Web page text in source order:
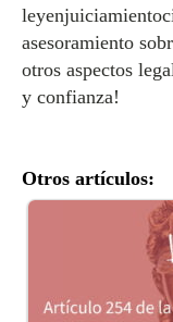
asesoramiento
otros aspectos
y confianza!
Otros artículos: